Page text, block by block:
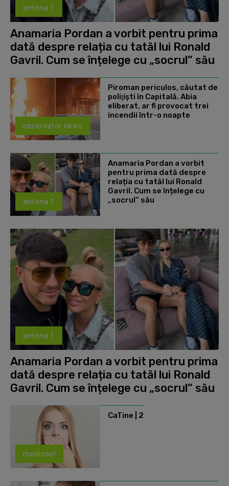
antena 1
Anamaria Pordan a vorbit pentru prima
dată despre relația cu tatăl lui Ronald
Gavril. Cum se înțelege cu „socrul” său
observator news
Piroman periculos, căutat de
poliţişti în Capitală. Abia
eliberat, ar fi provocat trei
incendii într-o noapte
antena 1
Anamaria Pordan a vorbit
pentru prima dată despre
relația cu tatăl lui Ronald
Gavril. Cum se înțelege cu
„socrul” său
antena 1
Anamaria Pordan a vorbit pentru prima
dată despre relația cu tatăl lui Ronald
Gavril. Cum se înțelege cu „socrul” său
medicool
CaTine | 2